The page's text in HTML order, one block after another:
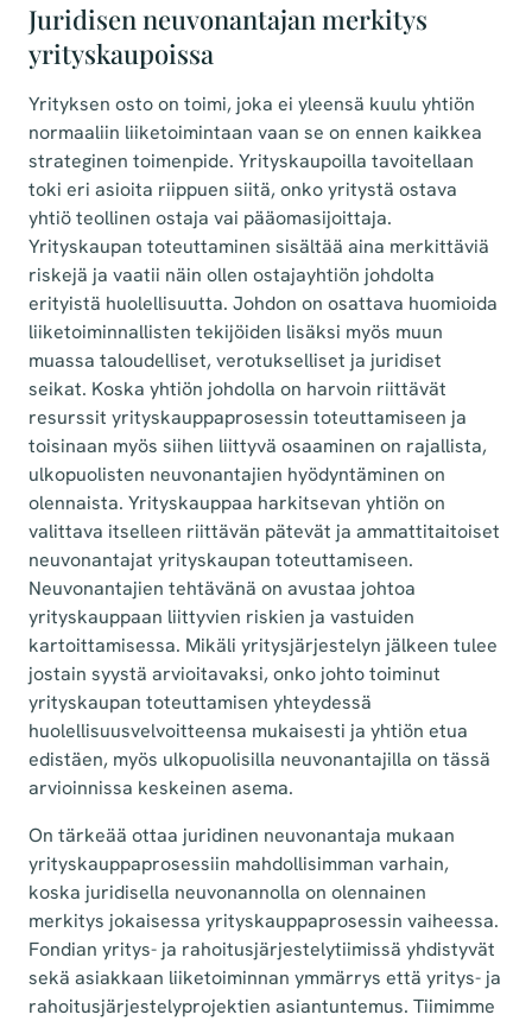
Juridisen neuvonantajan merkitys
yrityskaupoissa
Yrityksen osto on toimi, joka ei yleensä kuulu yhtiön
normaaliin liiketoimintaan vaan se on ennen kaikkea
strateginen toimenpide. Yrityskaupoilla tavoitellaan
toki eri asioita riippuen siitä, onko yritystä ostava
yhtiö teollinen ostaja vai pääomasijoittaja.
Yrityskaupan toteuttaminen sisältää aina merkittäviä
riskejä ja vaatii näin ollen ostajayhtiön johdolta
erityistä huolellisuutta. Johdon on osattava huomioida
liiketoiminnallisten tekijöiden lisäksi myös muun
muassa taloudelliset, verotukselliset ja juridiset
seikat. Koska yhtiön johdolla on harvoin riittävät
resurssit yrityskauppaprosessin toteuttamiseen ja
toisinaan myös siihen liittyvä osaaminen on rajallista,
ulkopuolisten neuvonantajien hyödyntäminen on
olennaista. Yrityskauppaa harkitsevan yhtiön on
valittava itselleen riittävän pätevät ja ammattitaitoiset
neuvonantajat yrityskaupan toteuttamiseen.
Neuvonantajien tehtävänä on avustaa johtoa
yrityskauppaan liittyvien riskien ja vastuiden
kartoittamisessa. Mikäli yritysjärjestelyn jälkeen tulee
jostain syystä arvioitavaksi, onko johto toiminut
yrityskaupan toteuttamisen yhteydessä
huolellisuusvelvoitteensa mukaisesti ja yhtiön etua
edistäen, myös ulkopuolisilla neuvonantajilla on tässä
arvioinnissa keskeinen asema.
On tärkeää ottaa juridinen neuvonantaja mukaan
yrityskauppaprosessiin mahdollisimman varhain,
koska juridisella neuvonannolla on olennainen
merkitys jokaisessa yrityskauppaprosessin vaiheessa.
Fondian yritys- ja rahoitusjärjestelytiimissä yhdistyvät
sekä asiakkaan liiketoiminnan ymmärrys että yritys- ja
rahoitusjärjestelyprojektien asiantuntemus. Tiimimme